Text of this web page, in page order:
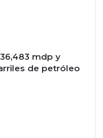
mdp y
de petróleo